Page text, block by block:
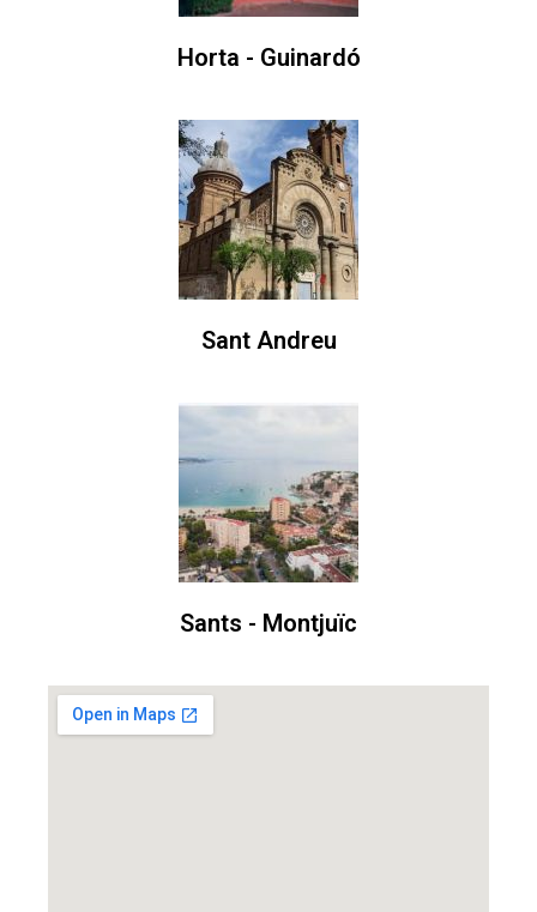
Horta - Guinardó
Sant Andreu
Sants - Montjuïc